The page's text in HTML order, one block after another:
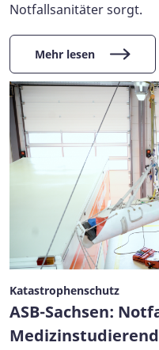
Notfallsanitäter sorgt.
Mehr lesen
Katastrophenschutz
ASB-Sachsen: